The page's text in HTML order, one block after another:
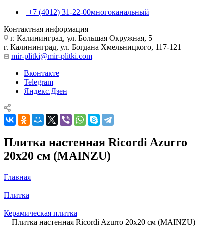
+7 (4012) 31-22-00многоканальный
Контактная информация
г. Калининград, ул. Большая Окружная, 5
г. Калининград, ул. Богдана Хмельницкого, 117-121
mir-plitki@mir-plitki.com
Вконтакте
Telegram
Яндекс.Дзен
Плитка настенная Ricordi Azurro
20x20 см (MAINZU)
Главная
—
Плитка
—
Керамическая плитка
—Плитка настенная Ricordi Azurro 20x20 см (MAINZU)